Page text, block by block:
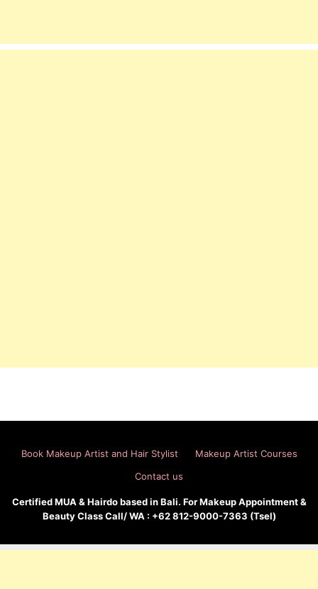
Book Makeup Artist and Hair Stylist
Makeup Artist Courses
Contact us
Certified MUA & Hairdo based in Bali. For Makeup Appointment &
Beauty Class Call/ WA : +62 812-9000-7363 (Tsel)